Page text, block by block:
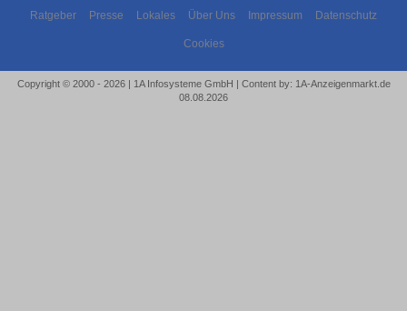
Ratgeber Presse Lokales Über Uns Impressum Datenschutz
Cookies
Copyright © 2000 - 2026 | 1A Infosysteme GmbH | Content by: 1A-Anzeigenmarkt.de
08.08.2026